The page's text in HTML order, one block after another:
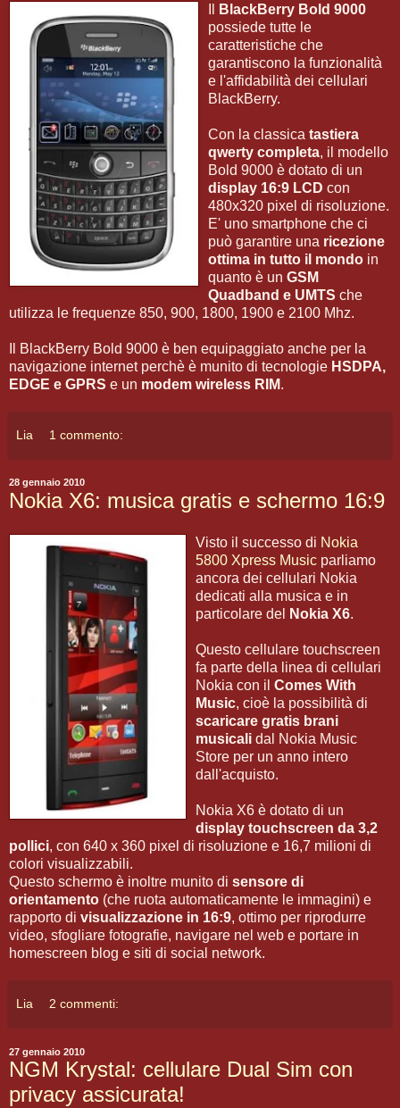
BlackBerry Bold 9000
possiede tutte le
caratteristiche che
garantiscono la funzionalità
e l'affidabilità dei cellulari
BlackBerry.
Con la classica tastiera
qwerty completa, il modello
Bold 9000 è dotato di un
display 16:9 LCD con
480x320 pixel di risoluzione.
E' uno smartphone che ci
può garantire una ricezione
ottima in tutto il mondo in
quanto è un GSM
Quadband e UMTS che
utilizza le frequenze 850, 900, 1800, 1900 e 2100 Mhz.
Il BlackBerry Bold 9000 è ben equipaggiato anche per la
navigazione internet perchè è munito di tecnologie HSDPA,
EDGE e GPRS e un modem wireless RIM.
Lia 1 commento:
28 gennaio 2010
Nokia X6: musica gratis e schermo 16:9
Visto il successo di Nokia
5800 Xpress Music parliamo
ancora dei cellulari Nokia
dedicati alla musica e in
particolare del
Nokia X6.
Questo cellulare touchscreen
fa parte della linea di cellulari
Nokia con il Comes With
Music, cioè la possibilità di
scaricare gratis brani
musicali dal Nokia Music
Store per un anno intero
dall'acquisto.
Nokia X6 è dotato di un
display touchscreen da 3,2
pollici, con 640 x 360 pixel di risoluzione e 16,7 milioni di
colori visualizzabili.
Questo schermo è inoltre munito di sensore di
orientamento (che ruota automaticamente le immagini) e
rapporto di visualizzazione in 16:9, ottimo per riprodurre
video, sfogliare fotografie, navigare nel web e portare in
homescreen blog e siti di social network.
Lia 2 commenti:
27 gennaio 2010
NGM Krystal: cellulare Dual Sim con
privacy assicurata!